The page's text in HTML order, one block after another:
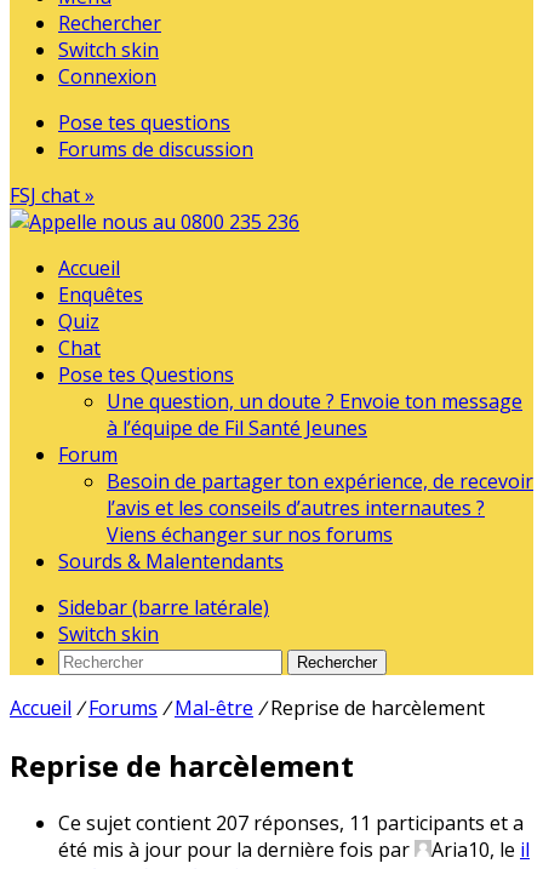
Rechercher
Switch skin
Connexion
Pose tes questions
Forums de discussion
FSJ chat »
Accueil
Enquêtes
Quiz
Chat
Pose tes Questions
Une question, un doute ? Envoie ton message
à l’équipe de Fil Santé Jeunes
Forum
Besoin de partager ton expérience, de recevoir
l’avis et les conseils d’autres internautes ?
Viens échanger sur nos forums
Sourds & Malentendants
Sidebar (barre latérale)
Switch skin
Rechercher
Accueil / Forums / Mal-être / Reprise de harcèlement
Reprise de harcèlement
Ce sujet contient 207 réponses, 11 participants et a
été mis à jour pour la dernière fois par
Aria10, le il